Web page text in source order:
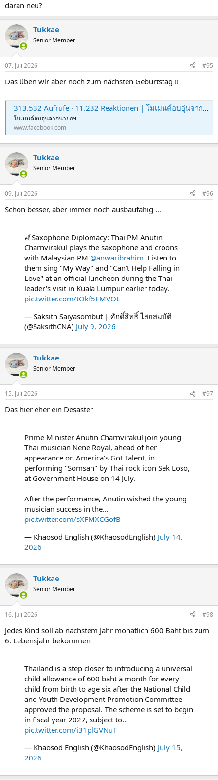
daran neu?
Tukkae
Senior Member
07. Juli 2026 #95
Das üben wir aber noch zum nächsten Geburtstag !!
313.532 Aufrufe · 11.232 Reaktionen | โมเมนต์อบอุ่นจากนายกฯ | Naewnanews - แนวหน้าออนไลน์
โมเมนต์อบอุ่นจากนายกฯ
www.facebook.com
Tukkae
Senior Member
09. Juli 2026 #96
Schon besser, aber immer noch ausbaufähig …
🎷Saxophone Diplomacy: Thai PM Anutin
Charnvirakul plays the saxophone and croons
with Malaysian PM @anwaribrahim. Listen to
them sing "My Way" and "Can't Help Falling in
Love" at an official luncheon during the Thai
leader's visit in Kuala Lumpur earlier today.
pic.twitter.com/tOkf5EMVOL
— Saksith Saiyasombut | ศักดิ์สิทธิ์ ไสยสมบัติ
(@SaksithCNA) July 9, 2026
Tukkae
Senior Member
15. Juli 2026 #97
Das hier eher ein Desaster
Prime Minister Anutin Charnvirakul join young
Thai musician Nene Royal, ahead of her
appearance on America's Got Talent, in
performing "Somsan" by Thai rock icon Sek Loso,
at Government House on 14 July.
After the performance, Anutin wished the young
musician success in the…
pic.twitter.com/sXFMXCGofB
— Khaosod English (@KhaosodEnglish) July 14,
2026
Tukkae
Senior Member
16. Juli 2026 #98
Jedes Kind soll ab nächstem Jahr monatlich 600 Baht bis zum
6. Lebensjahr bekommen
Thailand is a step closer to introducing a universal
child allowance of 600 baht a month for every
child from birth to age six after the National Child
and Youth Development Promotion Committee
approved the proposal. The scheme is set to begin
in fiscal year 2027, subject to…
pic.twitter.com/i31plGVNuT
— Khaosod English (@KhaosodEnglish) July 15,
2026